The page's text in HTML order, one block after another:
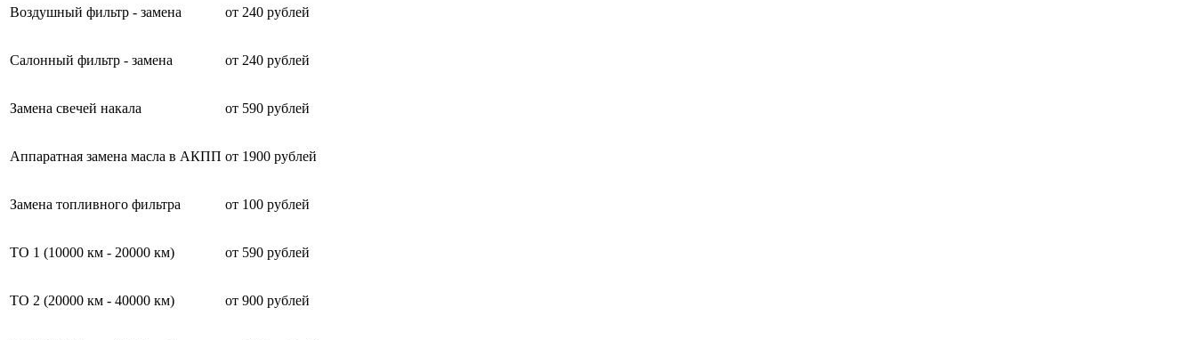
Воздушный фильтр - замена от 240 рублей
Салонный фильтр - замена от 240 рублей
Замена свечей накала от 590 рублей
Аппаратная замена масла в АКПП от 1900 рублей
Замена топливного фильтра от 100 рублей
ТО 1 (10000 км - 20000 км) от 590 рублей
ТО 2 (20000 км - 40000 км) от 900 рублей